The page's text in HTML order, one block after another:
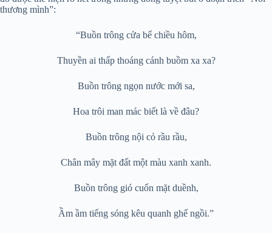
thương mình”:
“Buồn trông cửa bể chiều hôm,
Thuyền ai thấp thoáng cánh buồm xa xa?
Buồn trông ngọn nước mới sa,
Hoa trôi man mác biết là về đâu?
Buồn trông nội cỏ rầu rầu,
Chân mây mặt đất một màu xanh xanh.
Buồn trông gió cuốn mặt duềnh,
Ầm ầm tiếng sóng kêu quanh ghế ngồi.”